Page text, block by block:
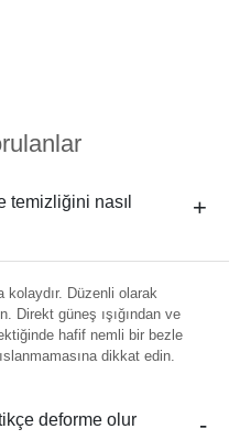
temizliğini nasıl
kolaydır. Düzenli olarak
Direkt güneş ışığından ve
hafif nemli bir bezle
dikkat edin.
deforme olur